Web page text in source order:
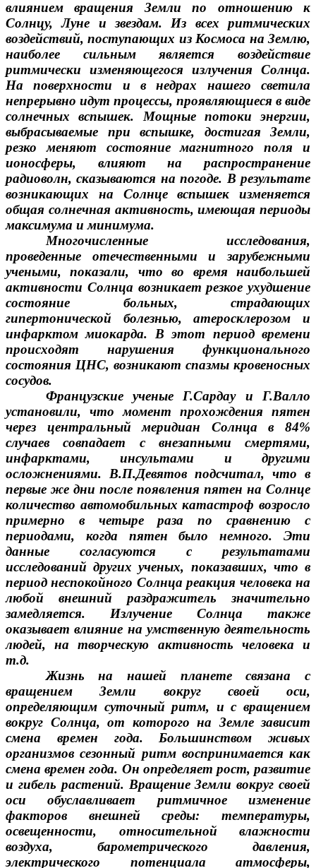
влиянием вращения Земли по отношению к
Солнцу, Луне и звездам. Из всех ритмических
воздействий, поступающих из Космоса на Землю,
наиболее сильным является воздействие
ритмически изменяющегося излучения Солнца.
На поверхности и в недрах нашего светила
непрерывно идут процессы, проявляющиеся в виде
солнечных вспышек. Мощные потоки энергии,
выбрасываемые при вспышке, достигая Земли,
резко меняют состояние магнитного поля и
ионосферы, влияют на распространение
радиоволн, сказываются на погоде. В результате
возникающих на Солнце вспышек изменяется
общая солнечная активность, имеющая периоды
максимума и минимума.
Многочисленные исследования,
проведенные отечественными и зарубежными
учеными, показали, что во время наибольшей
активности Солнца возникает резкое ухудшение
состояние больных, страдающих
гипертонической болезнью, атеросклерозом и
инфарктом миокарда. В этот период времени
происходят нарушения функционального
состояния ЦНС, возникают спазмы кровеносных
сосудов.
Французские ученые Г.Сардау и Г.Валло
установили, что момент прохождения пятен
через центральный меридиан Солнца в 84%
случаев совпадает с внезапными смертями,
инфарктами, инсультами и другими
осложнениями. В.П.Девятов подсчитал, что в
первые же дни после появления пятен на Солнце
количество автомобильных катастроф возросло
примерно в четыре раза по сравнению с
периодами, когда пятен было немного. Эти
данные согласуются с результатами
исследований других ученых, показавших, что в
период неспокойного Солнца реакция человека на
любой внешний раздражитель значительно
замедляется. Излучение Солнца также
оказывает влияние на умственную деятельность
людей, на творческую активность человека и
т.д.
Жизнь на нашей планете связана с
вращением Земли вокруг своей оси,
определяющим суточный ритм, и с вращением
вокруг Солнца, от которого на Земле зависит
смена времен года. Большинством живых
организмов сезонный ритм воспринимается как
смена времен года. Он определяет рост, развитие
и гибель растений. Вращение Земли вокруг своей
оси обуславливает ритмичное изменение
факторов внешней среды: температуры,
освещенности, относительной влажности
воздуха, барометрического давления,
электрического потенциала атмосферы,